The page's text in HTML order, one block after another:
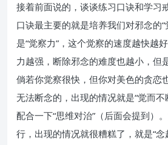
接着前面说的，谈谈练习口诀和学习
口诀最主要的就是培养我们对邪念的
是“觉察力”，这个觉察的速度越快越
力越强，断除邪念的难度也越小，但
倘若你觉察很快，但你对美色的贪恋
无法断念的，出现的情况就是“觉而
配合一下“思维对治”（后面会提到）
行，出现的情况就很糟糕了，就是“念